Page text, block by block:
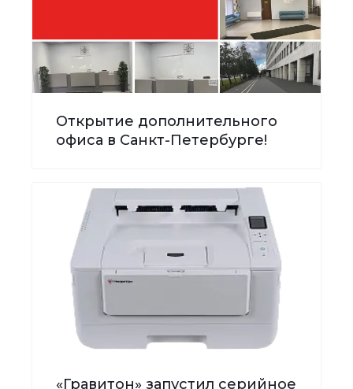
Открытие дополнительного
офиса в Санкт-Петербурге!
«Гравитон» запустил серийное